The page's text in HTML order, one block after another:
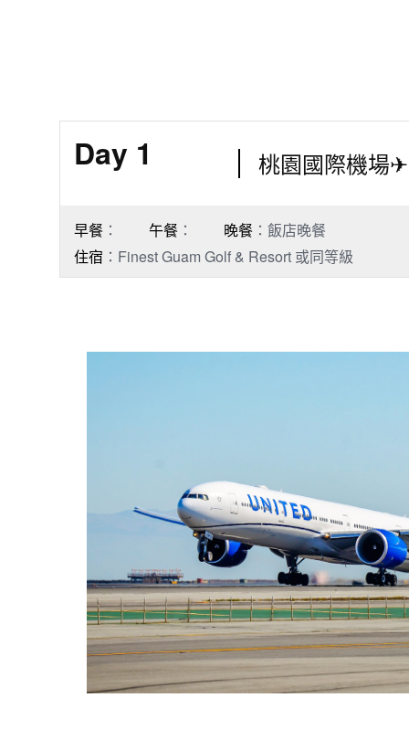
Day 1 桃園國際機場
早餐 ： 午餐 ： 晚餐 ：飯店晚餐
住宿 ：Finest Guam Golf & Resort 或同等級